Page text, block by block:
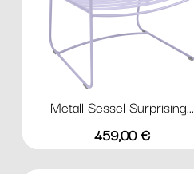
Metall Sessel Surprising...
Preis
459,00 €